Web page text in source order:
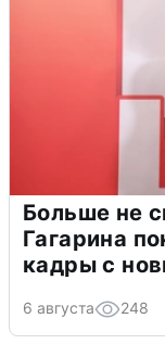
Больше не
Гагарина
кадры с
6 августа 248